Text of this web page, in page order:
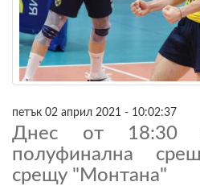
петък 02 април 2021 - 10:02:37
Днес от 18:30
полуфинална
срещу "Монтана"